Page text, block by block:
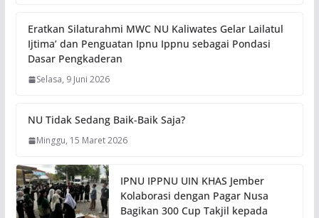
Eratkan Silaturahmi MWC NU Kaliwates Gelar Lailatul
Ijtima’ dan Penguatan Ipnu Ippnu sebagai Pondasi
Dasar Pengkaderan
Selasa, 9 Juni 2026
NU Tidak Sedang Baik-Baik Saja?
Minggu, 15 Maret 2026
IPNU IPPNU UIN KHAS Jember
Kolaborasi dengan Pagar Nusa
Bagikan 300 Cup Takjil kepada